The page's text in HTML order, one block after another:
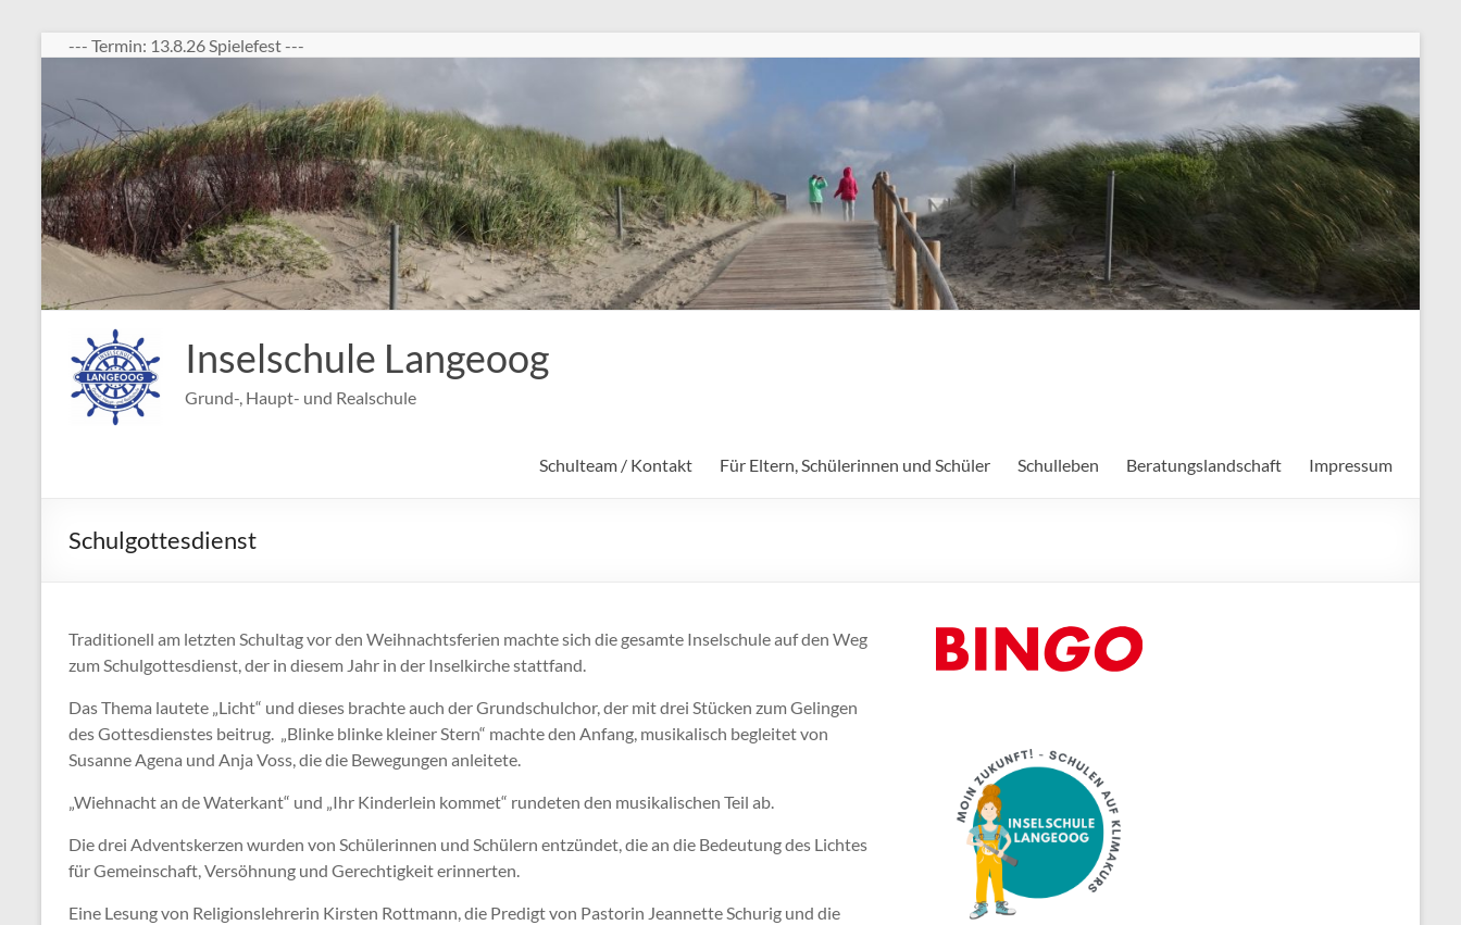
Zum
Inhalt
--- Termin: 13.8.26 Spielefest ---
Inselschule Langeoog
Grund-, Haupt- und Realschule
Schulteam / Kontakt Für Eltern, Schülerinnen und Schüler Schulleben Beratungslandschaft Impressum
Schulgottesdienst
Traditionell am letzten Schultag vor den Weihnachtsferien machte sich die gesamte Inselschule auf den Weg
zum Schulgottesdienst, der in diesem Jahr in der Inselkirche stattfand.
Das Thema lautete „Licht“ und dieses brachte auch der Grundschulchor, der mit drei Stücken zum Gelingen
des Gottesdienstes beitrug. „Blinke blinke kleiner Stern“ machte den Anfang, musikalisch begleitet von
Susanne Agena und Anja Voss, die die Bewegungen anleitete.
„Wiehnacht an de Waterkant“ und „Ihr Kinderlein kommet“ rundeten den musikalischen Teil ab.
Die drei Adventskerzen wurden von Schülerinnen und Schülern entzündet, die an die Bedeutung des Lichtes
für Gemeinschaft, Versöhnung und Gerechtigkeit erinnerten.
Eine Lesung von Religionslehrerin Kirsten Rottmann, die Predigt von Pastorin Jeannette Schurig und die